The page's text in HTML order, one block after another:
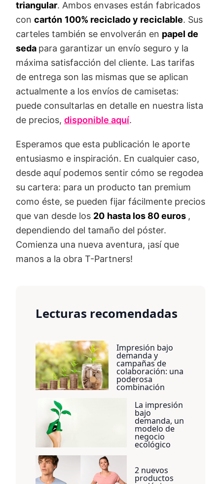
triangular. Ambos envases están fabricados
con cartón 100% reciclado y reciclable. Sus
carteles también se envolverán en papel de
seda para garantizar un envío seguro y la
máxima satisfacción del cliente. Las tarifas
de entrega son las mismas que se aplican
actualmente a los envíos de camisetas:
puede consultarlas en detalle en nuestra lista
de precios, disponible aquí.
Esperamos que esta publicación le aporte
entusiasmo e inspiración. En cualquier caso,
desde aquí podemos sentir cómo se regodea
su cartera: para un producto tan premium
como éste, se pueden fijar fácilmente precios
que van desde los 20 hasta los 80 euros ,
dependiendo del tamaño del póster.
Comienza una nueva aventura, ¡así que
manos a la obra T-Partners!
Lecturas recomendadas
Impresión bajo
demanda y
campañas de
colaboración: una
poderosa
combinación
La impresión
bajo
demanda, un
modelo de
negocio
ecológico
2 nuevos
productos